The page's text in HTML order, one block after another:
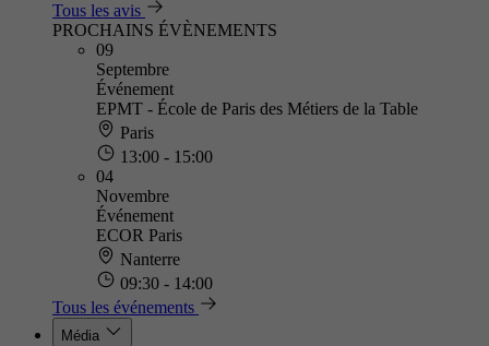
Tous les avis
PROCHAINS ÉVÈNEMENTS
09
Septembre
Événement
EPMT - École de Paris des Métiers de la Table
Paris
13:00 - 15:00
04
Novembre
Événement
ECOR Paris
Nanterre
09:30 - 14:00
Tous les événements
Média